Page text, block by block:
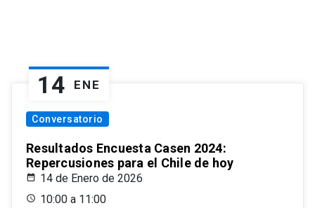
14 ENE
Conversatorio
Resultados Encuesta Casen 2024:
Repercusiones para el Chile de hoy
14 de Enero de 2026
10:00 a 11:00